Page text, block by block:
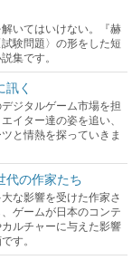
解いてはいけない。『赫
験問題〉の形をした短
集です。
訊く
ジタルゲーム市場を担
イター達の姿を追い、
と情熱を探っていきま
代の作家たち
な影響を受けた作家さ
ゲームが日本のコンテ
ルチャーに与えた影響
す。